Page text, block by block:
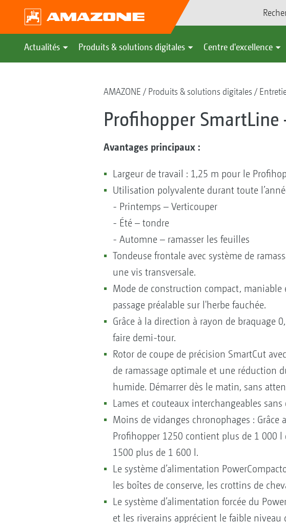
Actualités Produits & solutions digitales Centre d'excellence
AMAZONE Produits & solutions digitales
Profihopper
Avantages principaux :
Largeur de travail : 1,25 m pour le
Utilisation polyvalente durant toute
- Printemps – Verticouper
- Été – tondre
- Automne – ramasser les feuilles
Tondeuse frontale avec système de
une vis transversale.
Mode de construction compact, maniable
passage préalable sur l'herbe fauchée.
Grâce à la direction à rayon de
faire demi-tour.
Rotor de coupe de précision SmartCut
de ramassage optimale et une réduction
humide. Démarrer dès le matin, sans
Lames et couteaux interchangeables
Moins de vidanges chronophages :
Profihopper 1250 contient plus de 1 000
1500 plus de 1 600 l.
Le système d’alimentation
les boîtes de conserve, les crottins de
Le système d’alimentation forcée du
et les riverains apprécient le faible